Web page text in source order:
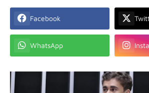
Facebook
WhatsApp